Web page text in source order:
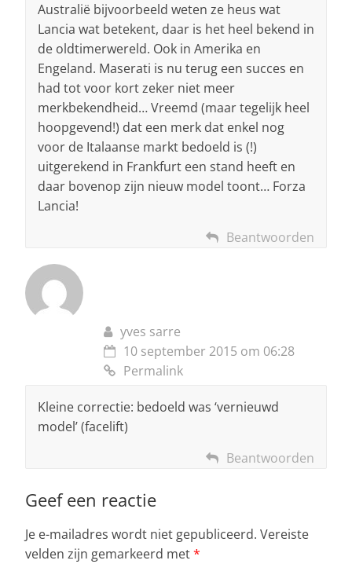
Australië bijvoorbeeld weten ze heus wat
Lancia wat betekent, daar is het heel bekend in
de oldtimerwereld. Ook in Amerika en
Engeland. Maserati is nu terug een succes en
had tot voor kort zeker niet meer
merkbekendheid… Vreemd (maar tegelijk heel
hoopgevend!) dat een merk dat enkel nog
voor de Italaanse markt bedoeld is (!)
uitgerekend in Frankfurt een stand heeft en
daar bovenop zijn nieuw model toont… Forza
Lancia!
Beantwoorden
yves sarre
10 september 2015 om 06:28
Permalink
Kleine correctie: bedoeld was ‘vernieuwd
model’ (facelift)
Beantwoorden
Geef een reactie
Je e-mailadres wordt niet gepubliceerd. Vereiste
velden zijn gemarkeerd met*